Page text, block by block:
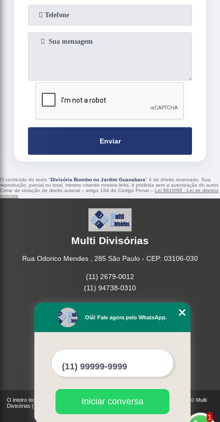
Enviar
O conteúdo do texto "Divisória Biombo no Jardim Guanabara" é de direito reservado. Sua
reprodução, parcial ou total, mesmo citando nossos links, é proibida sem a autorização do autor.
Crime de violação de direito autoral – artigo 184 do Código Penal – Lei 9610/98 - Lei de direitos
autorais
Multi Divisórias
Rua Odorico Mendes , 285 São Paulo - CEP: 03106-030
(11) 2679-0012
(11) 94738-0310
Empresa
Contato
Mapa do site
O inteiro teor deste site está sujeito à proteção de direitos autorais. Copyright© Multi
Divisórias (Lei 9610 de 19/02/1998)
1
Olá! Fale agora pelo WhatsApp.
Iniciar conversa